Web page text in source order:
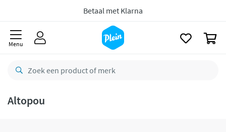
Betaal met Klarna
Menu
Altopou